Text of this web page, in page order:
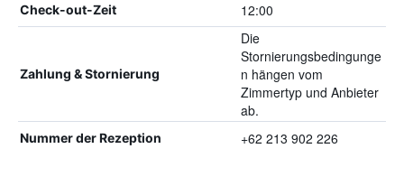
Check-out-Zeit 12:00
Zahlung & Stornierung
Die
Stornierungsbedingunge
n hängen vom
Zimmertyp und Anbieter
ab.
Nummer der Rezeption +62 213 902 226